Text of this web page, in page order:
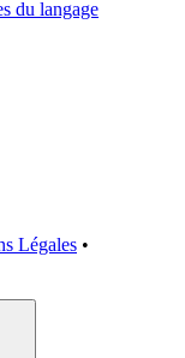
du langage
Légales •